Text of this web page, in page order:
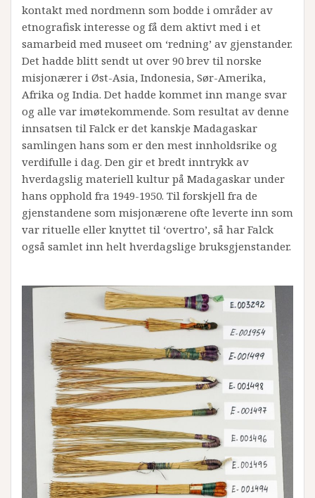
kontakt med nordmenn som bodde i områder av
etnografisk interesse og få dem aktivt med i et
samarbeid med museet om ‘redning’ av gjenstander.
Det hadde blitt sendt ut over 90 brev til norske
misjonærer i Øst-Asia, Indonesia, Sør-Amerika,
Afrika og India. Det hadde kommet inn mange svar
og alle var imøtekommende. Som resultat av denne
innsatsen til Falck er det kanskje Madagaskar
samlingen hans som er den mest innholdsrike og
verdifulle i dag. Den gir et bredt inntrykk av
hverdagslig materiell kultur på Madagaskar under
hans opphold fra 1949-1950. Til forskjell fra de
gjenstandene som misjonærene ofte leverte inn som
var rituelle eller knyttet til ‘overtro’, så har Falck
også samlet inn helt hverdagslige bruksgjenstander.